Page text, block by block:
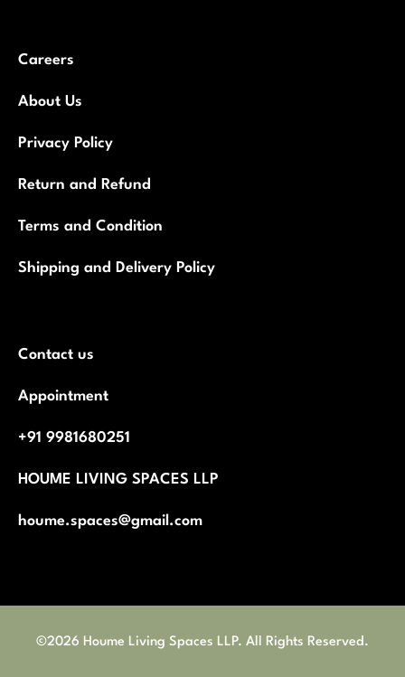
Careers
About Us
Privacy Policy
Return and Refund
Terms and Condition
Shipping and Delivery Policy
Contact us
Appointment
+91 9981680251
HOUME LIVING SPACES LLP
houme.spaces@gmail.com
©2026 Houme Living Spaces LLP. All Rights Reserved.